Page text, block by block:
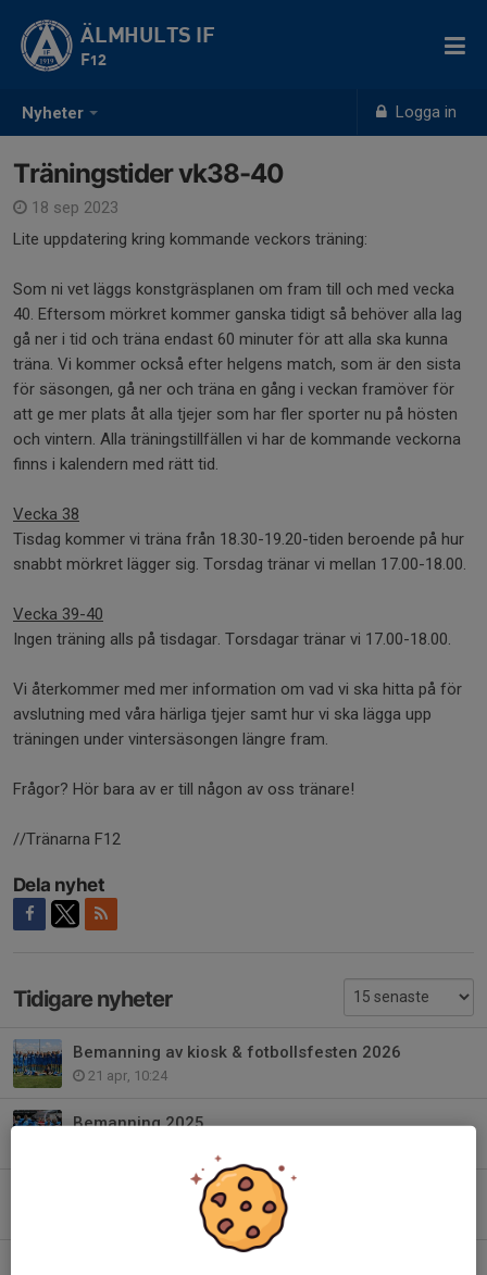
Nyheter Logga in
ÄLMHULTS IF
F12
Träningstider vk38-40
18 sep 2023
Lite uppdatering kring kommande veckors träning:
Som ni vet läggs konstgräsplanen om fram till och med vecka
40. Eftersom mörkret kommer ganska tidigt så behöver alla lag
gå ner i tid och träna endast 60 minuter för att alla ska kunna
träna. Vi kommer också efter helgens match, som är den sista
för säsongen, gå ner och träna en gång i veckan framöver för
att ge mer plats åt alla tjejer som har fler sporter nu på hösten
och vintern. Alla träningstillfällen vi har de kommande veckorna
finns i kalendern med rätt tid.
Vecka 38
Tisdag kommer vi träna från 18.30-19.20-tiden beroende på hur
snabbt mörkret lägger sig. Torsdag tränar vi mellan 17.00-18.00.
Vecka 39-40
Ingen träning alls på tisdagar. Torsdagar tränar vi 17.00-18.00.
Vi återkommer med mer information om vad vi ska hitta på för
avslutning med våra härliga tjejer samt hur vi ska lägga upp
träningen under vintersäsongen längre fram.
Frågor? Hör bara av er till någon av oss tränare!
//Tränarna F12
Dela nyhet
Tidigare nyheter
Bemanning av kiosk & fotbollsfesten 2026
21 apr, 10:24
Bemanning 2025
Tack för säsongen 2024!